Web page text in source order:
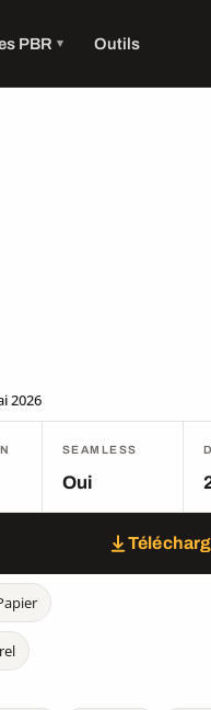
PBR Outils
2026
SEAMLESS
Oui